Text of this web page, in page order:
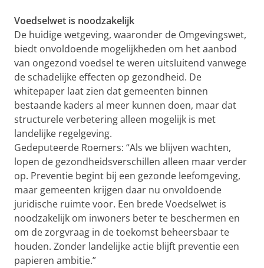
Voedselwet is noodzakelijk
De huidige wetgeving, waaronder de Omgevingswet,
biedt onvoldoende mogelijkheden om het aanbod
van ongezond voedsel te weren uitsluitend vanwege
de schadelijke effecten op gezondheid. De
whitepaper laat zien dat gemeenten binnen
bestaande kaders al meer kunnen doen, maar dat
structurele verbetering alleen mogelijk is met
landelijke regelgeving.
Gedeputeerde Roemers: “Als we blijven wachten,
lopen de gezondheidsverschillen alleen maar verder
op. Preventie begint bij een gezonde leefomgeving,
maar gemeenten krijgen daar nu onvoldoende
juridische ruimte voor. Een brede Voedselwet is
noodzakelijk om inwoners beter te beschermen en
om de zorgvraag in de toekomst beheersbaar te
houden. Zonder landelijke actie blijft preventie een
papieren ambitie.”